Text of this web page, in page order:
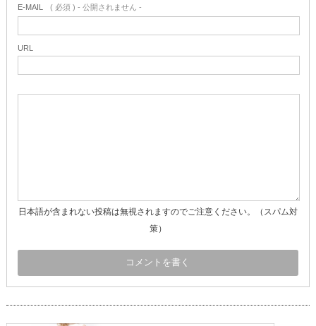
E-MAIL ( 必須 ) - 公開されません -
URL
日本語が含まれない投稿は無視されますのでご注意ください。（スパム対
策）